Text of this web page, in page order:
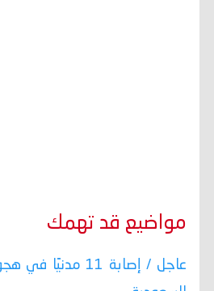
مواضيع قد تهمك
عاجل / إصابة 11